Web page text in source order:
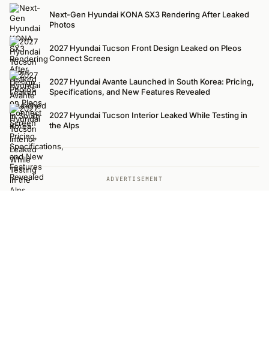
Next-Gen Hyundai KONA SX3 Rendering After Leaked
Photos
2027 Hyundai Tucson Front Design Leaked on Pleos
Connect Screen
2027 Hyundai Avante Launched in South Korea: Pricing,
Specifications, and New Features Revealed
2027 Hyundai Tucson Interior Leaked While Testing in
the Alps
ADVERTISEMENT